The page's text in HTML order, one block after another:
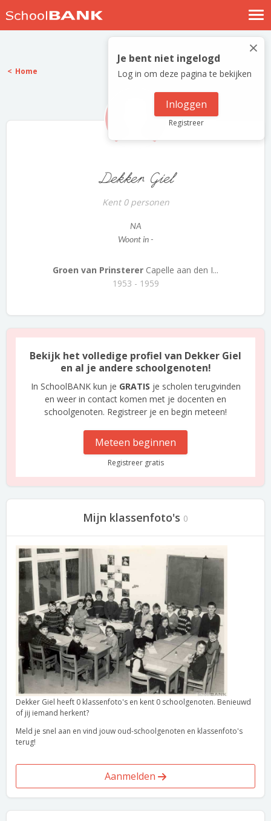
Nostalgische verhalen
Log in
Meld je gratis aan
×
Je bent niet ingelogd
Log in om deze pagina te bekijken
Inloggen
Registreer
Home
Dekker Giel
Kent 0 personen
NA
Woont in -
Groen van Prinsterer Capelle aan den I...
1953 - 1959
Bekijk het volledige profiel van Dekker Giel
en al je andere schoolgenoten!
In SchoolBANK kun je GRATIS je scholen terugvinden
en weer in contact komen met je docenten en
schoolgenoten. Registreer je en begin meteen!
Meteen beginnen
Registreer gratis
Mijn klassenfoto's 0
Dekker Giel heeft 0 klassenfoto's en kent 0 schoolgenoten. Benieuwd
of jij iemand herkent?
Meld je snel aan en vind jouw oud-schoolgenoten en klassenfoto's
terug!
Aanmelden